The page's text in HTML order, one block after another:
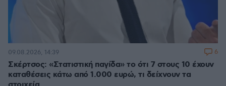
Σκέρτσος: «Στατιστική παγίδα» το ότι 7 στους 10 έχουν
καταθέσεις κάτω από 1.000 ευρώ, τι δείχνουν τα
09.08.2026, 14:39 6